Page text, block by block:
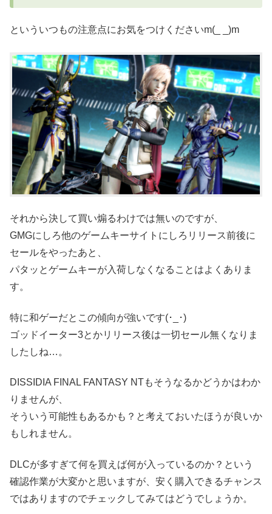
といういつもの注意点にお気をつけくださいm(_ _)m
それから決して買い煽るわけでは無いのですが、
GMGにしろ他のゲームキーサイトにしろリリース前後に
セールをやったあと、
パタッとゲームキーが入荷しなくなることはよくありま
す。
特に和ゲーだとこの傾向が強いです(･_･)
ゴッドイーター3とかリリース後は一切セール無くなりま
したしね…。
DISSIDIA FINAL FANTASY NTもそうなるかどうかはわか
りませんが、
そういう可能性もあるかも？と考えておいたほうが良いか
もしれません。
DLCが多すぎて何を買えば何が入っているのか？という
確認作業が大変かと思いますが、安く購入できるチャンス
ではありますのでチェックしてみてはどうでしょうか。